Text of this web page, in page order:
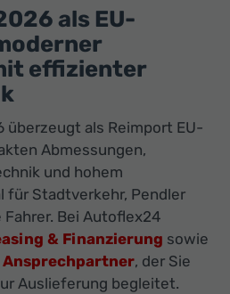
als EU-
effizienter
überzeugt als Reimport EU-
Abmessungen,
und hohem
für Stadtverkehr, Pendler
Bei Autoflex24
& Finanzierung sowie
, der Sie
Auslieferung begleitet.